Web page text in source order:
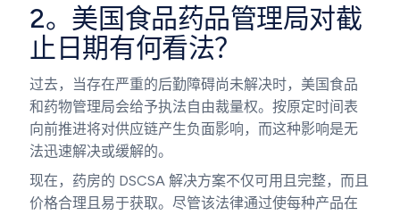
2。美国食品药品管理局对截
止日期有何看法？
过去，当存在严重的后勤障碍尚未解决时，美国食品
和药物管理局会给予执法自由裁量权。按原定时间表
向前推进将对供应链产生负面影响，而这种影响是无
法迅速解决或缓解的。
现在，药房的 DSCSA 解决方案不仅可用且完整，而且
价格合理且易于获取。尽管该法律通过使每种产品在